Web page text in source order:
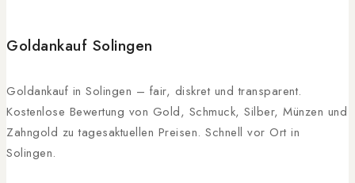
Goldankauf Solingen
Goldankauf in Solingen – fair, diskret und transparent.
Kostenlose Bewertung von Gold, Schmuck, Silber, Münzen und
Zahngold zu tagesaktuellen Preisen. Schnell vor Ort in
Solingen.